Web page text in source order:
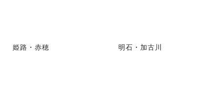
姫路・赤穂 明石・加古川